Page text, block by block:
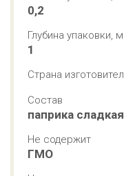
0,2
Глубина упаковки, м
1
Страна
Состав
паприка сладкая
Не содержит
ГМО